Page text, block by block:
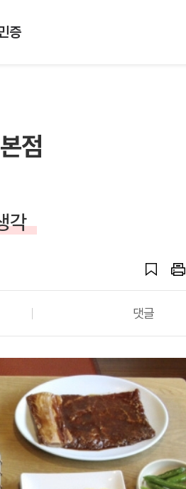
증
점
각
댓글